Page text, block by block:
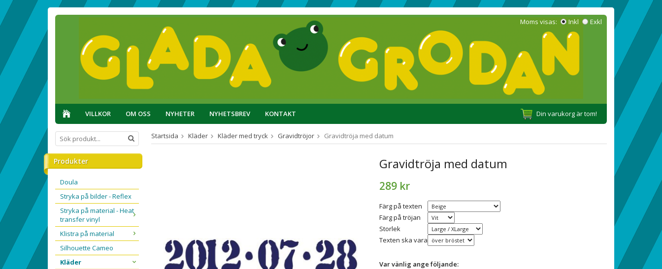
Moms visas: Inkl Exkl
VILLKOR OM OSS NYHETER NYHETSBREV KONTAKT Din varukorg är tom!
Produkter
Doula
Stryka på bilder - Reflex
Stryka på material - Heat
transfer vinyl
Klistra på material
Silhouette Cameo
Kläder
Startsida Kläder Kläder med tryck Gravidtröjor Gravidtröja med datum
Gravidtröja med datum
289 kr
Färg på texten
Färg på tröjan
Storlek
Texten ska vara
Var vänlig ange följande: